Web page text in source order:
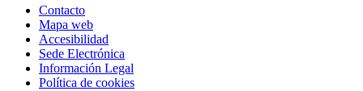
Contacto
Mapa web
Accesibilidad
Sede Electrónica
Información Legal
Política de cookies